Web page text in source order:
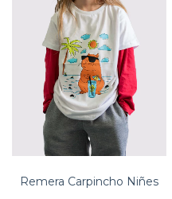
Remera Carpincho Niñes